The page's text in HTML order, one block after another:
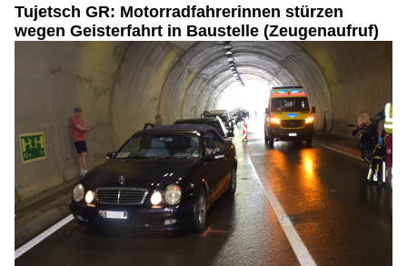
Tujetsch GR: Motorradfahrerinnen stürzen
wegen Geisterfahrt in Baustelle (Zeugenaufruf)